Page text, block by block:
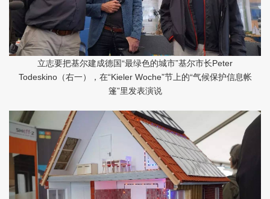
立志要把基尔建成德国“最绿色的城市”基尔市长Peter
Todeskino（右一），在“Kieler Woche”节上的“气候保护信息帐
篷”里发表演说